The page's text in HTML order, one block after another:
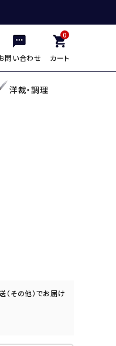
問い合わせ
0
カート
洋裁・調理
（その他）でお届け